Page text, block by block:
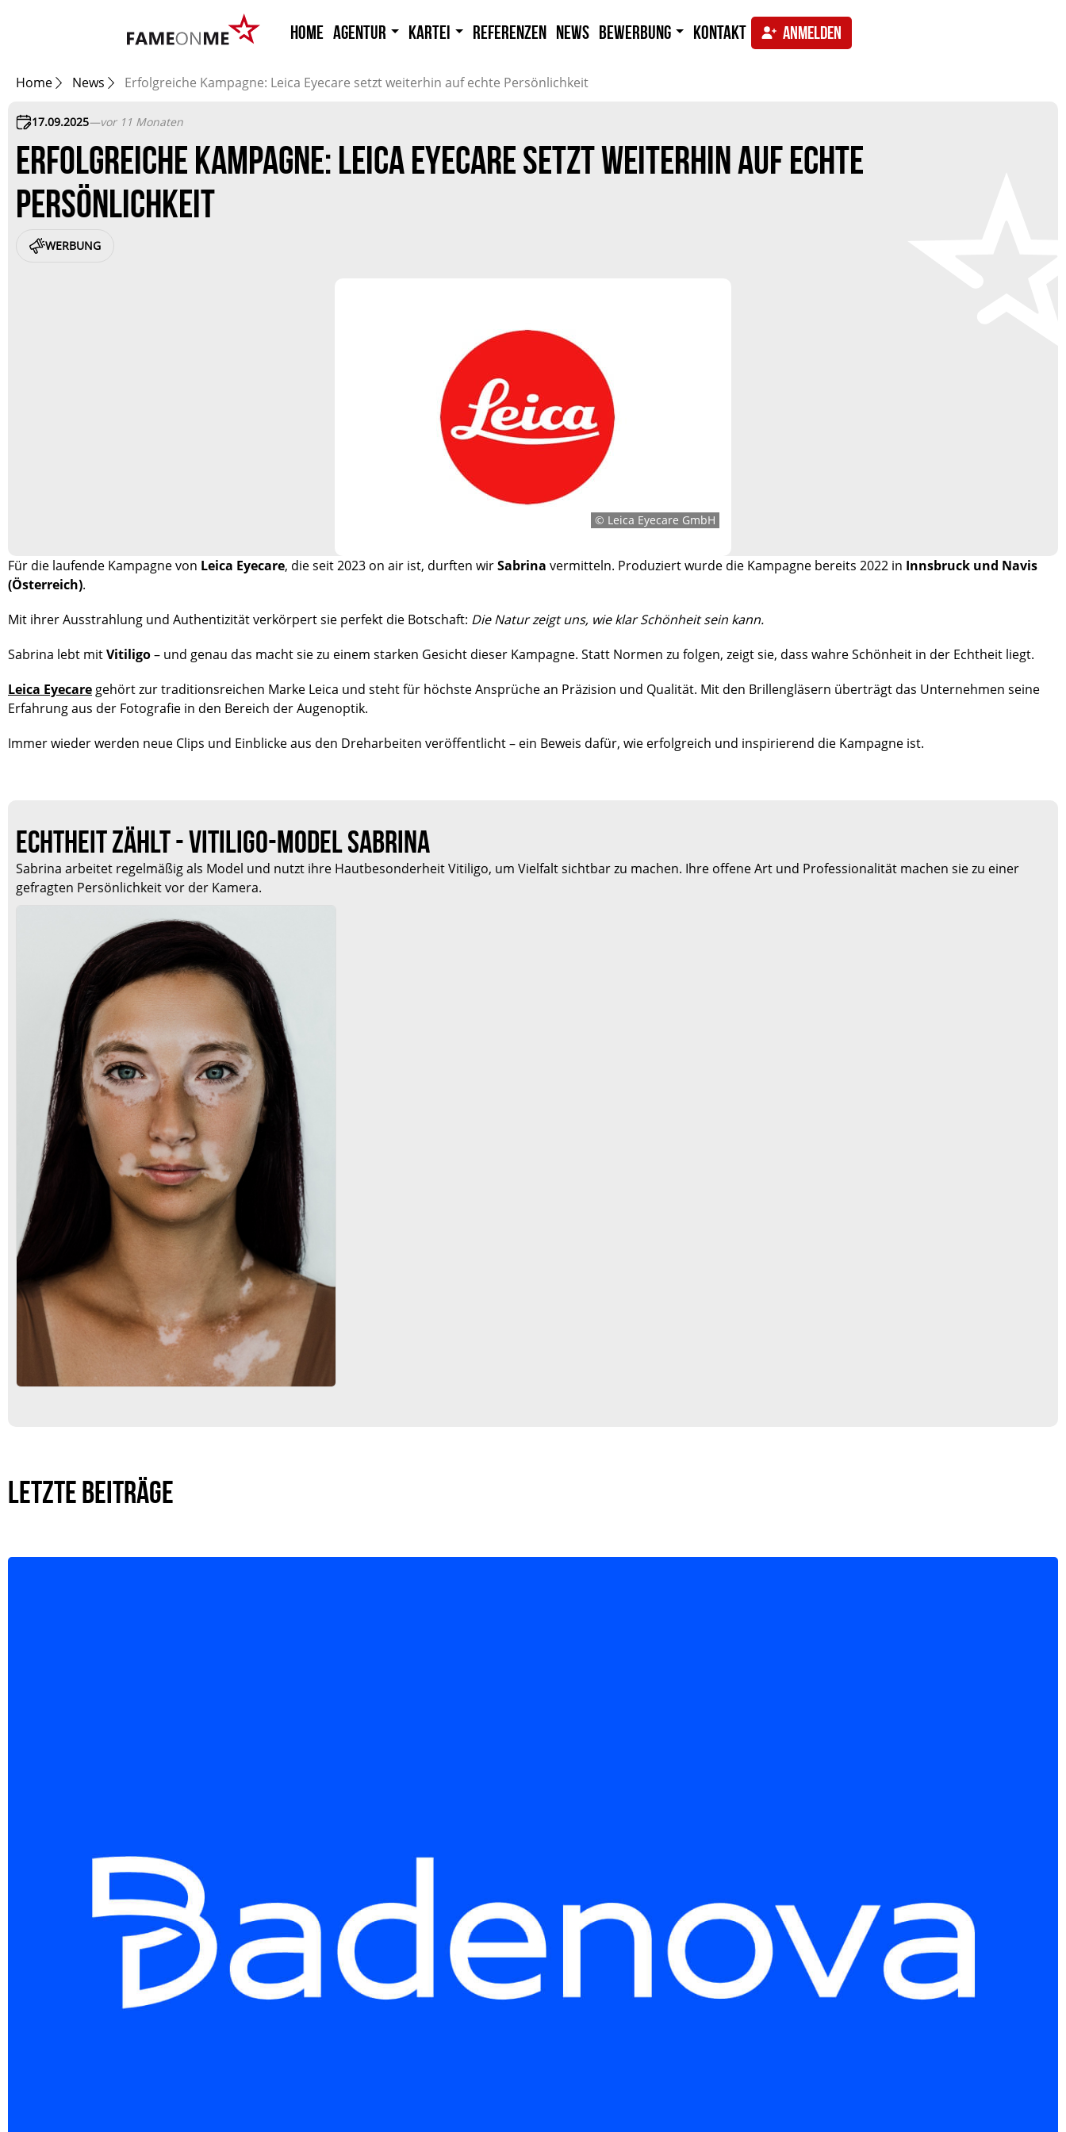
HOME Agentur Kartei Referenzen News Bewerbung Kontakt ANMELDEN
Home News Erfolgreiche Kampagne: Leica Eyecare setzt weiterhin auf echte Persönlichkeit
17.09.2025—vor 11 Monaten
ERFOLGREICHE KAMPAGNE: LEICA EYECARE SETZT WEITERHIN AUF ECHTE
PERSÖNLICHKEIT
WERBUNG
© Leica Eyecare GmbH
Für die laufende Kampagne von Leica Eyecare, die seit 2023 on air ist, durften wirSabrina vermitteln. Produziert wurde die Kampagne bereits 2022 in Innsbruck und Navis
(Österreich).
Mit ihrer Ausstrahlung und Authentizität verkörpert sie perfekt die Botschaft: Die Natur zeigt uns, wie klar Schönheit sein kann.
Sabrina lebt mitVitiligo– und genau das macht sie zu einem starken Gesicht dieser Kampagne. Statt Normen zu folgen, zeigt sie, dass wahre Schönheit in der Echtheit liegt.
Leica Eyecare gehört zur traditionsreichen Marke Leica und steht für höchste Ansprüche an Präzision und Qualität. Mit den Brillengläsern überträgt das Unternehmen seine
Erfahrung aus der Fotografie in den Bereich der Augenoptik.
Immer wieder werden neue Clips und Einblicke aus den Dreharbeiten veröffentlicht – ein Beweis dafür, wie erfolgreich und inspirierend die Kampagne ist.
ECHTHEIT ZÄHLT - VITILIGO-MODEL SABRINA
Sabrina arbeitet regelmäßig als Model und nutzt ihre Hautbesonderheit Vitiligo, um Vielfalt sichtbar zu machen. Ihre offene Art und Professionalität machen sie zu einer
gefragten Persönlichkeit vor der Kamera.
LETZTE BEITRÄGE